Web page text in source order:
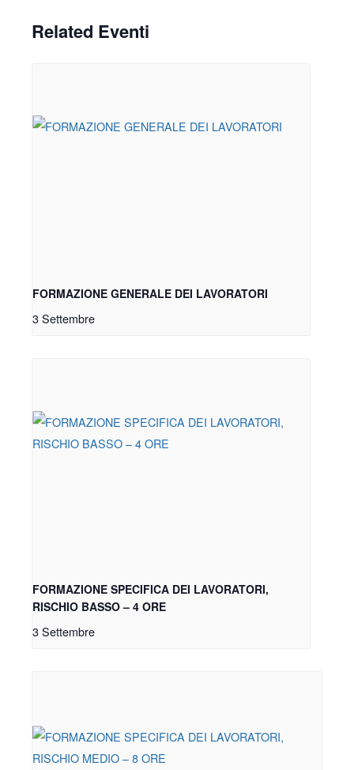
Related Eventi
FORMAZIONE GENERALE DEI LAVORATORI
3 Settembre
FORMAZIONE SPECIFICA DEI LAVORATORI,
RISCHIO BASSO – 4 ORE
3 Settembre